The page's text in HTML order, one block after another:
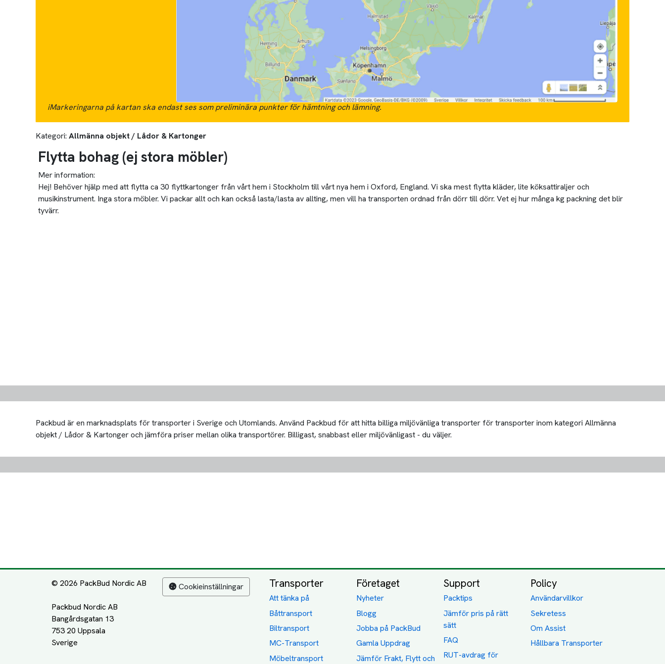
iMarkeringarna på kartan ska endast ses som preliminära punkter för hämtning och lämning.
Kategori: Allmänna objekt / Lådor & Kartonger
Flytta bohag (ej stora möbler)
Mer information:
Hej! Behöver hjälp med att flytta ca 30 flyttkartonger från vårt hem i Stockholm till vårt nya hem i Oxford, England. Vi ska mest flytta kläder, lite köksattiraljer och
musikinstrument. Inga stora möbler. Vi packar allt och kan också lasta/lasta av allting, men vill ha transporten ordnad från dörr till dörr. Vet ej hur många kg packning det blir
tyvärr.
Packbud är en marknadsplats för transporter i Sverige och Utomlands. Använd Packbud för att hitta billiga miljövänliga transporter för transporter inom kategori Allmänna
objekt / Lådor & Kartonger och jämföra priser mellan olika transportörer. Billigast, snabbast eller miljövänligast - du väljer.
© 2026 PackBud Nordic AB
Packbud Nordic AB
Bangårdsgatan 13
753 20 Uppsala
Cookieinställningar Transporter
Att tänka på
Båttransport
Biltransport
MC-Transport
Möbeltransport
Företaget
Nyheter
Blogg
Jobba på PackBud
Gamla Uppdrag
Jämför Frakt, Flytt och
Support
Packtips
Jämför pris på rätt
sätt
FAQ
RUT-avdrag för
Policy
Användarvillkor
Sekretess
Om Assist
Hållbara Transporter